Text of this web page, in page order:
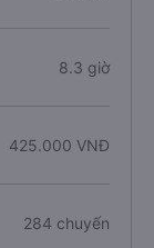
8.3 giờ
425.000 VNĐ
284 chuyến